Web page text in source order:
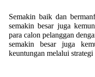
Semakin baik dan
semakin besar juga
para calon pelanggan
semakin besar juga
keuntungan melalui strategi